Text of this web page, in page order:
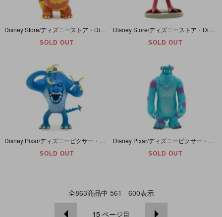
SOLD OUT SOLD OUT
SOLD OUT SOLD OUT
全863商品中 561 - 600表示
15 ページ目